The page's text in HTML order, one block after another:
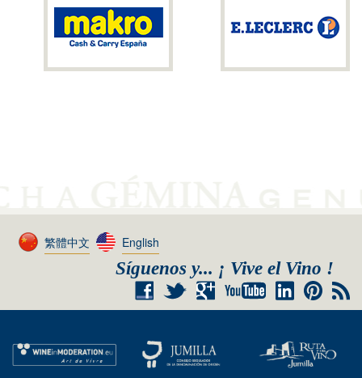
繁體中文 English
Síguenos y... ¡ Vive el Vino !
+ RSS